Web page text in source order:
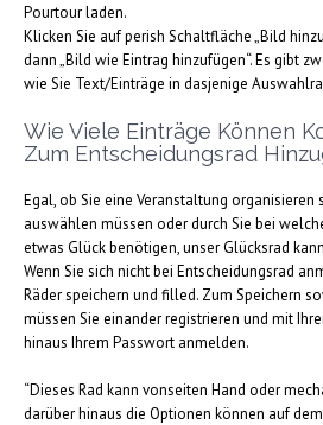
Pourtour laden.
Klicken Sie auf perish Schaltfläche „Bild
dann „Bild wie Eintrag hinzufügen“. Es gibt
wie Sie Text/Einträge in dasjenige
Wie Viele Einträge Können
Zum Entscheidungsrad
Egal, ob Sie eine Veranstaltung
auswählen müssen oder durch Sie bei
etwas Glück benötigen, unser Glücksrad
Wenn Sie sich nicht bei Entscheidungsrad
Räder speichern und filled. Zum Speichern
müssen Sie einander registrieren und mit
hinaus Ihrem Passwort anmelden.
“Dieses Rad kann vonseiten Hand oder
darüber hinaus die Optionen können auf